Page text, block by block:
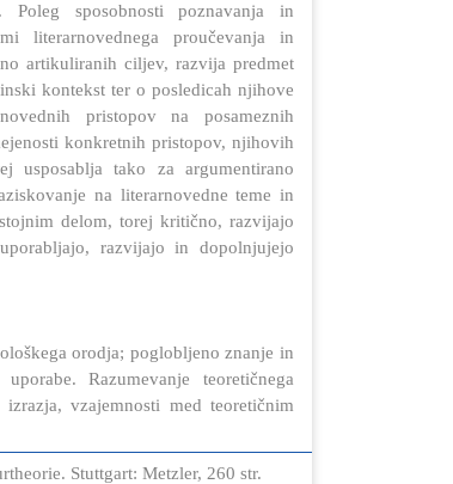
Poleg sposobnosti poznavanja in
literarnovednega proučevanja in
artikuliranih ciljev, razvija predmet
kontekst ter o posledicah njihove
pristopov na posameznih
konkretnih pristopov, njihovih
usposablja tako za argumentirano
na literarnovedne teme in
delom, torej kritično, razvijajo
razvijajo in dopolnjujejo
orodja; poglobljeno znanje in
Razumevanje teoretičnega
vzajemnosti med teoretičnim
Stuttgart: Metzler, 260 str.